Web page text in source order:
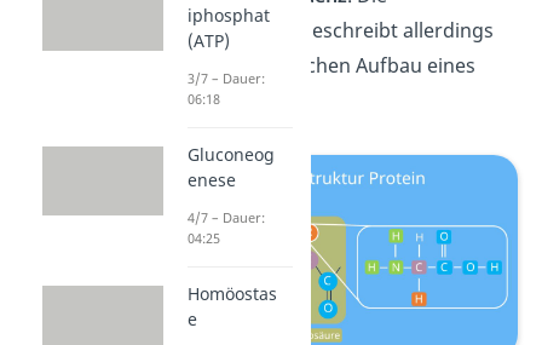
Primärstruktur beschreibt allerdings
nicht den räumlichen Aufbau eines
Proteins.
iphosphat
(ATP)
3/7 – Dauer:
06:18
Gluconeog
enese
4/7 – Dauer:
04:25
Homöostas
e